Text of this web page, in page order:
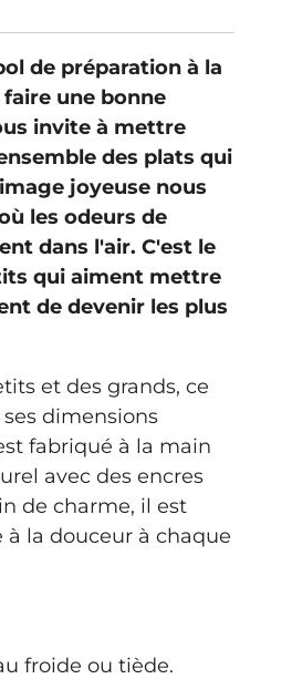
de préparation à la
une bonne
invite à mettre
des plats qui
joyeuse nous
les odeurs de
dans l'air. C'est le
qui aiment mettre
de devenir les plus
et des grands, ce
dimensions
fabriqué à la main
avec des encres
de charme, il est
la douceur à chaque
froide ou tiède.